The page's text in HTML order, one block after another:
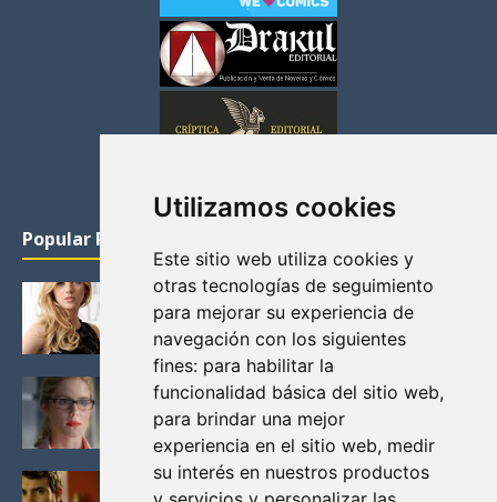
Utilizamos cookies
Este sitio web utiliza cookies y
otras tecnologías de seguimiento
para mejorar su experiencia de
navegación con los siguientes
fines: para habilitar la
funcionalidad básica del sitio web,
para brindar una mejor
experiencia en el sitio web, medir
su interés en nuestros productos
Popular Posts
KATHERYN WINNICK: LA ACTRIZ MAS GUAPA DE
VIKINGOS
Junio 14, 2013
FELICITY (EMILY BETT RICKARDS), LAS FOTOS
MAS BONITAS DE LA ALIADA DE ARROW
Noviembre 30, 2013
BLACK MIRROR: TODA TU HISTORIA. EPISODIO 3.